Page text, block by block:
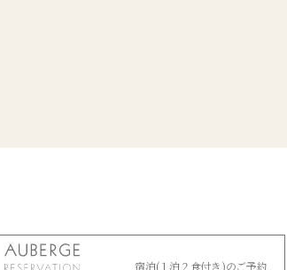
宿泊(１泊２食付き)のご予約